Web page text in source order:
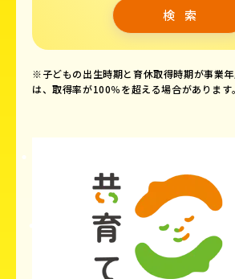
※子どもの出生時期と育休取得時期が事業
は、取得率が100％を超える場合があります。